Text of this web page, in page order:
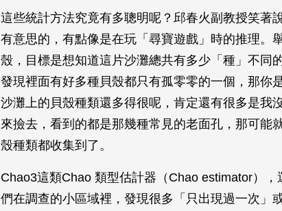
這些統計方法究竟有多聰明呢？邱春火副教授笑著
有意思的，有點像是在玩「尋寶遊戲」時的推理。
殼，目標是想知道這片沙灘總共有多少「種」不同
發現裡面有好多種貝殼都只有孤零零的一個，那你
沙灘上的貝殼種類還多得很呢，肯定還有很多是我
來撿去，看到的都是那幾種常見的老面孔，那可能
殼種類都收集到了。
Chao3這類Chao 類型估計器（Chao estimator）
們在調查的小區域裡，發現很多「只出現過一次」